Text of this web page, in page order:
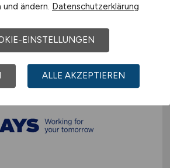
ändern. Datenschutzerklärung
EINSTELLUNGEN
ALLE AKZEPTIEREN